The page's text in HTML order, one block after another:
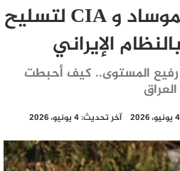
تفاصيل خطة الموساد و CIA لتسليح
الإيراني
رفيع المستوى.. كيف أحبطت
4 يونيو، 2026 آخر تحديث: 4 يونيو، 2026